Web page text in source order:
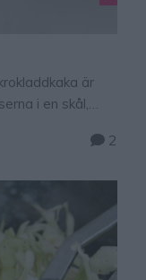
är
i en skål,
på
w0PE8VFE-
1 kopp 1 msk
…
2